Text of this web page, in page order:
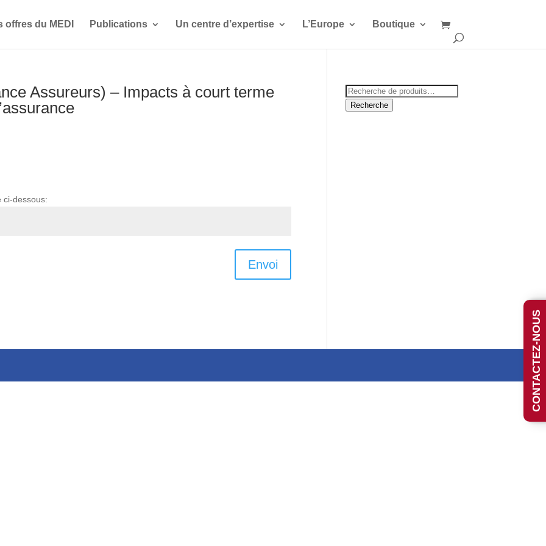
offres du MEDI Publications Un centre d’expertise L’Europe Boutique
Assureurs) – Impacts à court terme
ci-dessous:
Envoi
Recherche
pour :
Recherche
CONTACTEZ-NOUS